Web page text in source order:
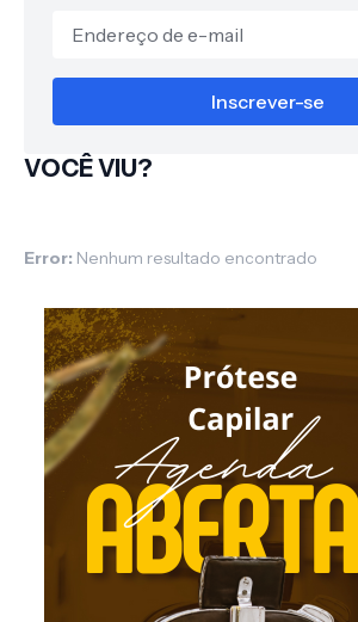
VOCÊ VIU?
Error: Nenhum resultado encontrado